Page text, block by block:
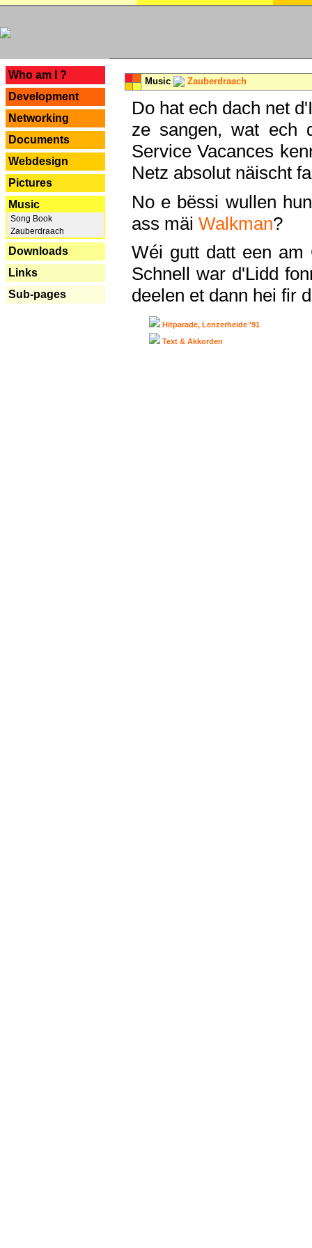
Who am I ?
Development
Networking
Documents
Webdesign
Pictures
Music
Song Book
Zauberdraach
Downloads
Links
Sub-pages
Music Zauberdraach
Do hat ech dach net
ze sangen, wat ech
Service Vacances
Netz absolut näischt
No e bëssi wullen
ass mäi Walkman?
Wéi gutt datt een am
Schnell war d'Lidd
deelen et dann hei fir
Hitparade, Lenzerheide '91
Text & Akkorden